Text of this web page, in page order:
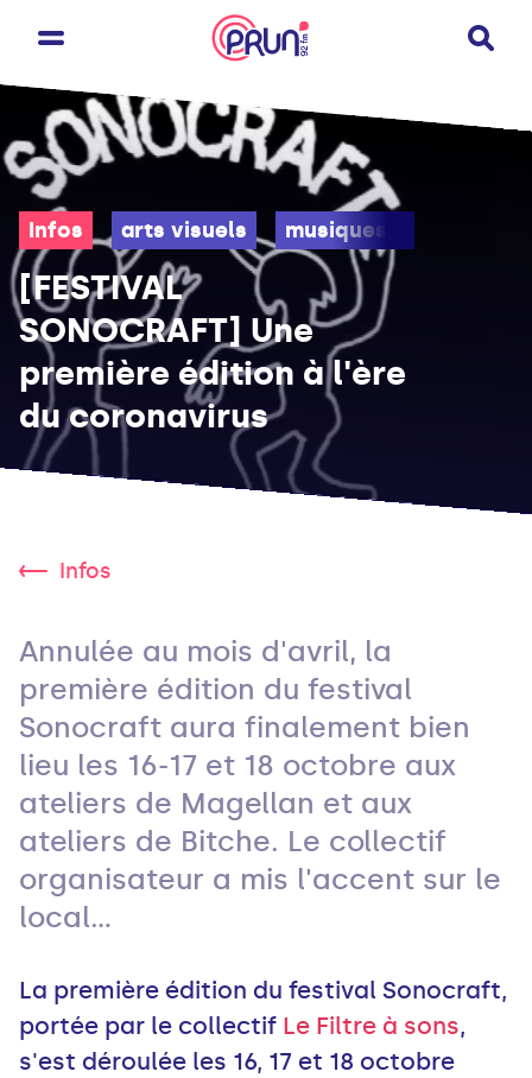
Infos arts visuels musiques
[FESTIVAL
SONOCRAFT] Une
première édition à l'ère
du coronavirus
Infos
Annulée au mois d'avril, la
première édition du festival
Sonocraft aura finalement bien
lieu les 16-17 et 18 octobre aux
ateliers de Magellan et aux
ateliers de Bitche. Le collectif
organisateur a mis l'accent sur le
local...
La première édition du festival Sonocraft,
portée par le collectif Le Filtre à sons,
s'est déroulée les 16, 17 et 18 octobre